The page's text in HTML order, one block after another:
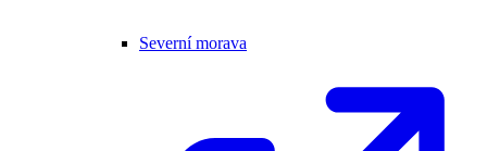
Severní morava